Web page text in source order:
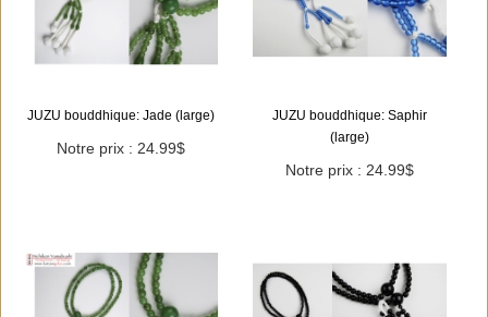
JUZU bouddhique: Jade (large)
Notre prix : 24.99$
JUZU bouddhique: Saphir
(large)
Notre prix : 24.99$